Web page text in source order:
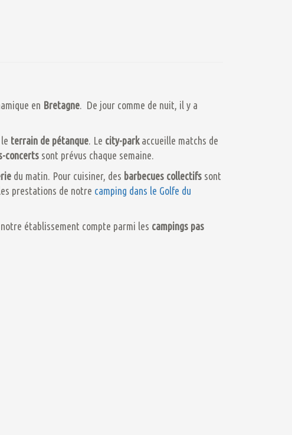
en Bretagne. De jour comme de nuit, il y a
terrain de pétanque. Le city-parkaccueille matchs de
concerts sont prévus chaque semaine.
du matin. Pour cuisiner, des barbecues collectifs sont
prestations de notre camping dans le Golfe du
établissement compte parmi les campings pas